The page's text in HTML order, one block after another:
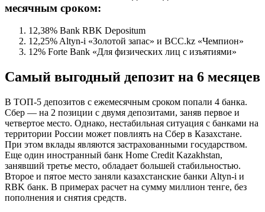
месячным сроком:
12,38% Bank RBK Depositum
12,25% Altyn-i «Золотой запас» и BCC.kz «Чемпион»
12% Forte Bank «Для физических лиц с изъятиями»
Самый выгодный депозит на 6 месяцев
В ТОП-5 депозитов с ежемесячным сроком попали 4 банка.
Сбер — на 2 позиции с двумя депозитами, заняв первое и
четвертое место. Однако, нестабильная ситуация с банками на
территории России может повлиять на Сбер в Казахстане.
При этом вклады являются застрахованными государством.
Еще один иностранный банк Home Credit Kazakhstan,
занявший третье место, обладает большей стабильностью.
Второе и пятое место заняли казахстанские банки Altyn-i и
RBK банк. В примерах расчет на сумму миллион тенге, без
пополнения и снятия средств.